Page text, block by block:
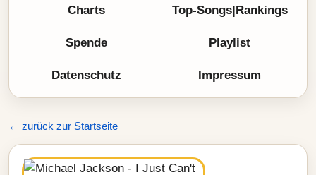
Charts Top-Songs|Rankings
Spende Playlist
Datenschutz Impressum
← zurück zur Startseite